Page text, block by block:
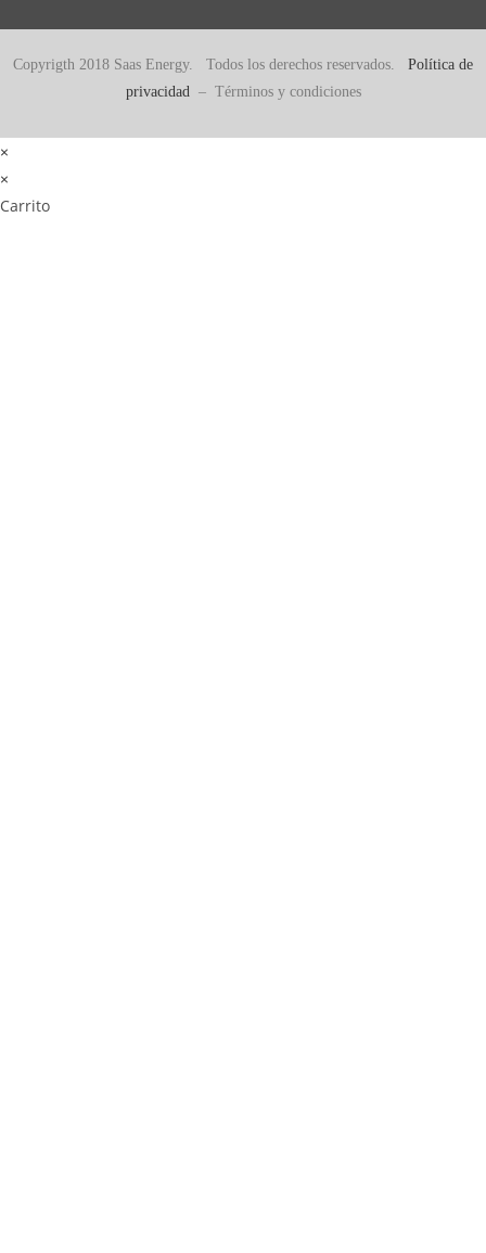
Copyrigth 2018 Saas Energy. Todos los derechos reservados. Política de
privacidad – Términos y condiciones
×
×
Carrito